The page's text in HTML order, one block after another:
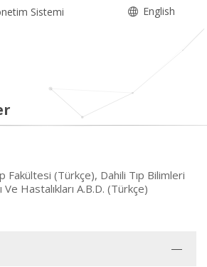
Sistemi English
Fakültesi (Türkçe), Dahili Tıp Bilimleri
Ve Hastalıkları A.B.D. (Türkçe)